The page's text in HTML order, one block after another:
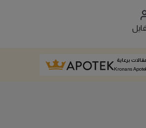
برعاية
Kronans